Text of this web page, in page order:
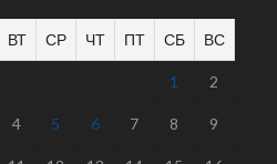
ВТ СР ЧТ ПТ СБ ВС
1 2
4 5 6 7 8 9